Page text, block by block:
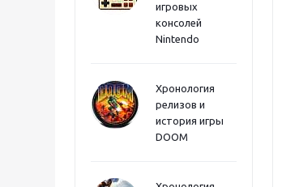
игровых
консолей
Nintendo
Хронология
релизов и
история игры
DOOM
Onimusha: Way of the
Sword PS5